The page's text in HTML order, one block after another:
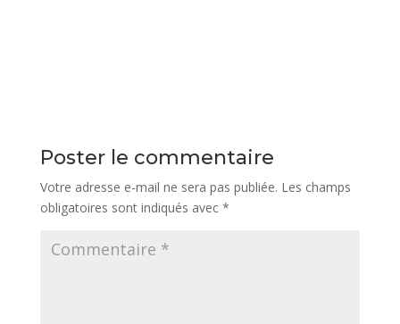
Poster le commentaire
Votre adresse e-mail ne sera pas publiée. Les champs
obligatoires sont indiqués avec *